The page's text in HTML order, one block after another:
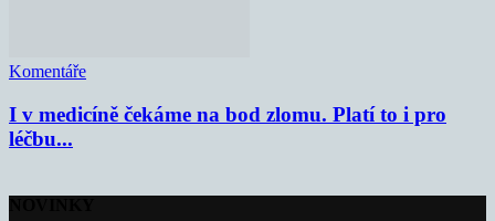
Komentáře
I v medicíně čekáme na bod zlomu. Platí to i pro
léčbu...